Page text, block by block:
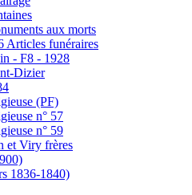
aux morts
Articles funéraires
- F8 - 1928
Dizier
(PF)
n° 57
n° 59
et Viry frères
1836-1840)